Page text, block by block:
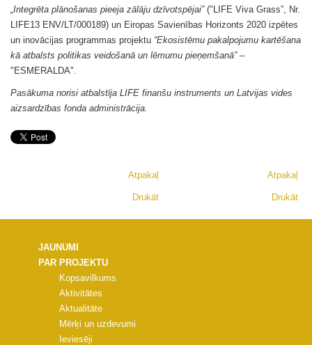
„Integrēta plānošanas pieeja zālāju dzīvotspējai”("LIFE Viva Grass”, Nr.
LIFE13 ENV/LT/000189) un Eiropas Savienības Horizonts 2020 izpētes
un inovācijas programmas projektu “Ekosistēmu pakalpojumu kartēšana
kā atbalsts politikas veidošanā un lēmumu pieņemšanā”–
"ESMERALDA".
Pasākuma norisi atbalstīja LIFE finanšu instruments un Latvijas vides
aizsardzības fonda administrācija.
Atpakaļ
Drukāt
Atpakaļ
Drukāt
JAUNUMI
PAR PROJEKTU
Kopsavilkums
Aktivitātes
Aktualitāte
Mērķi un uzdevumi
Ieviesēji